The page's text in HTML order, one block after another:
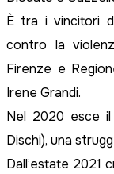
È tra i vincitori
contro la
Firenze e
Irene Grandi.
Nel 2020 esce il
Dischi), una
Dall’estate 2021